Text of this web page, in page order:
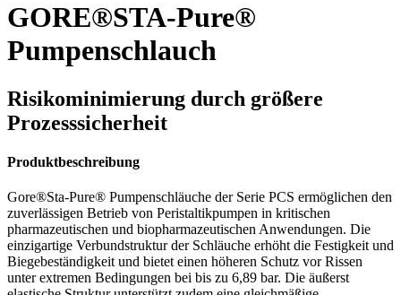
GORE®STA-Pure®
Pumpenschlauch
Risikominimierung durch größere
Prozesssicherheit
Produktbeschreibung
Gore®Sta-Pure® Pumpenschläuche der Serie PCS ermöglichen den
zuverlässigen Betrieb von Peristaltikpumpen in kritischen
pharmazeutischen und biopharmazeutischen Anwendungen. Die
einzigartige Verbundstruktur der Schläuche erhöht die Festigkeit und
Biegebeständigkeit und bietet einen höheren Schutz vor Rissen
unter extremen Bedingungen bei bis zu 6,89 bar. Die äußerst